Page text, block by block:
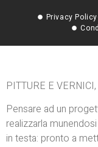
Privacy Policy
PITTURE E
Pensare ad un
realizzarla
in testa: pronto a